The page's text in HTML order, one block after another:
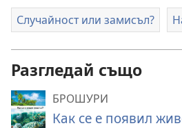
Случайност или замисъл?
Разгледай също
БРОШУРИ
Как се е появил